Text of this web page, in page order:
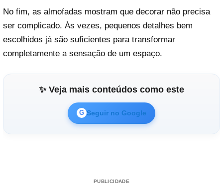
No fim, as almofadas mostram que decorar não precisa
ser complicado. Às vezes, pequenos detalhes bem
escolhidos já são suficientes para transformar
completamente a sensação de um espaço.
✨ Veja mais conteúdos como este
G Seguir no Google
PUBLICIDADE